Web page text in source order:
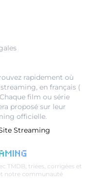
rapidement où
en français (
film ou série
proposé sur leur
officielle.
Streaming
TMDB , triées, corrigées et
notre communauté